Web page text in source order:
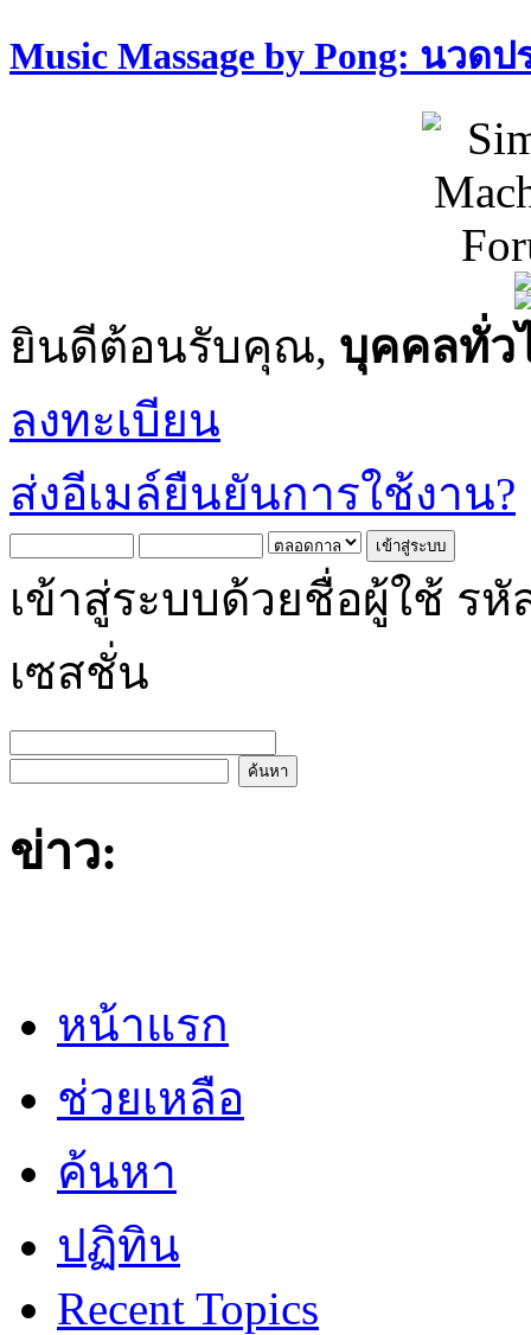
Music Massage by Pong: นวด
ยินดีต้อนรับคุณ, บุคคลทั่ว
ลงทะเบียน
ส่งอีเมล์ยืนยันการใช้งาน?
เข้าสู่ระบบด้วยชื่อผู้ใช้ รหั
เซสชั่น
ข่าว:
หน้าแรก
ช่วยเหลือ
ค้นหา
ปฏิทิน
Recent Topics